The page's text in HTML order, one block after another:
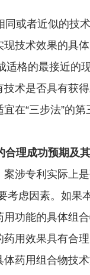
者近似的技
技术效果的具
格的最接近的
术是否具有获
在“三步法”的
理成功预期及
专利实际上
考虑因素。如
功能的具体组
用效果具有合
药用组合物技